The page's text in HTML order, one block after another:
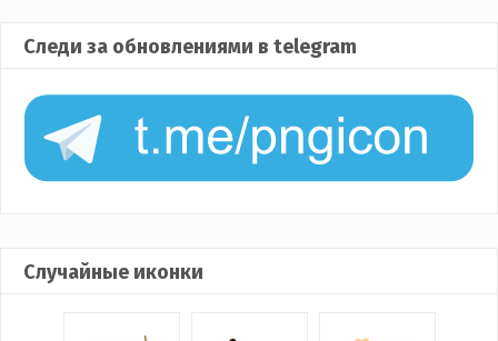
Следи за обновлениями в telegram
Случайные иконки